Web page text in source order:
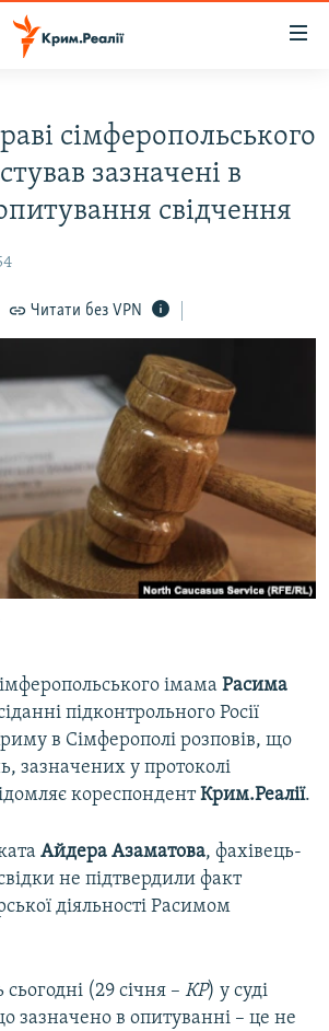
КРИМУ
сімферопольського
зазначені в
свідчення
Читати без VPN
імама Расима
підконтрольного Росії
в Сімферополі розповів, що
зазначених у протоколі
кореспондентКрим.Реалії.
Айдера Азаматова, фахівець-
не підтвердили факт
діяльності Расимом
(29 січня – КР) у суді
зазначено в опитуванні – це не